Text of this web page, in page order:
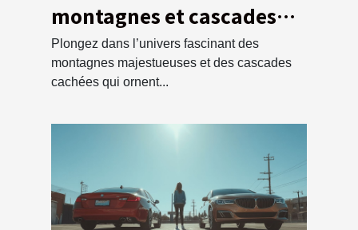
montagnes et cascades
locales
Plongez dans l’univers fascinant des
montagnes majestueuses et des cascades
cachées qui ornent...